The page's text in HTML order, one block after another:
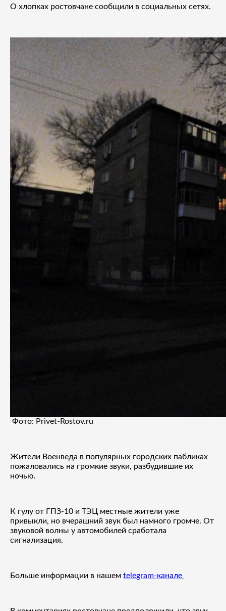
О хлопках ростовчане сообщили в социальных сетях.
Фото: Privet-Rostov.ru
Жители Военведа в популярных городских пабликах
пожаловались на громкие звуки, разбудившие их
ночью.
К гулу от ГПЗ-10 и ТЭЦ местные жители уже
привыкли, но вчерашний звук был намного громче. От
звуковой волны у автомобилей сработала
сигнализация.
Больше информации в нашем telegram-канале